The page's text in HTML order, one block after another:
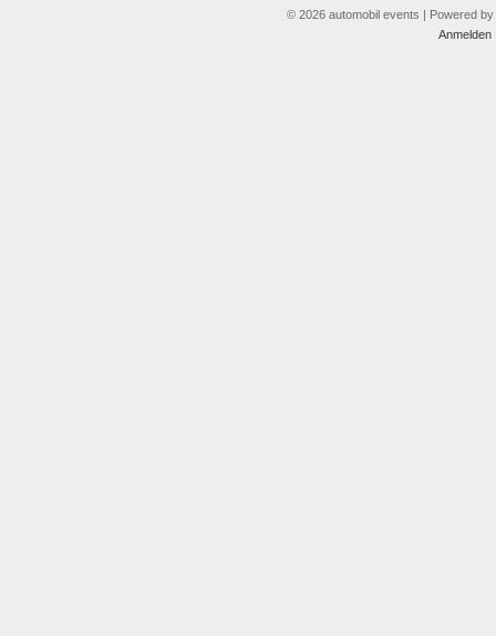
© 2026 automobil events | Powered by
Anmelden|